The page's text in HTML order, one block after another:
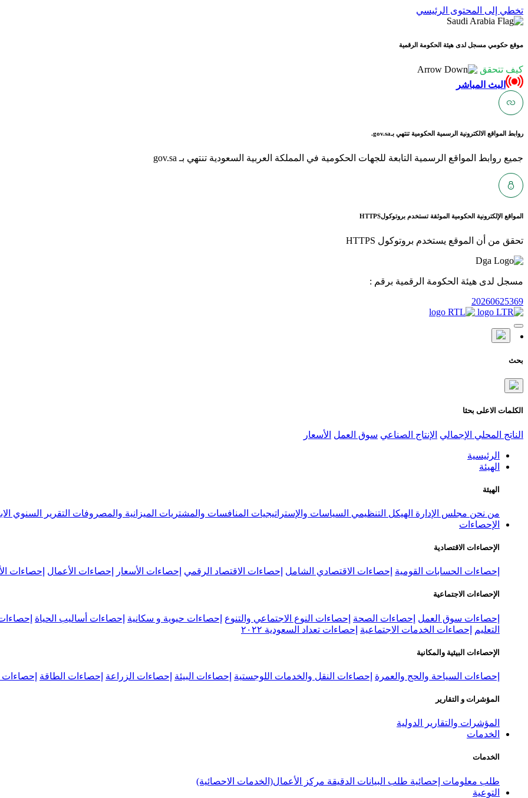
تخطي إلى المحتوى الرئيسي
موقع حكومي مسجل لدى هيئة الحكومة الرقمية
كيف تتحقق
البث المباشر
روابط المواقع الالكترونية الرسمية الحكومية تنتهي بـgov.sa.
جميع روابط المواقع الرسمية التابعة للجهات الحكومية في المملكة العربية السعودية تنتهي بـ gov.sa
المواقع الإلكترونية الحكومية الموثقة تستخدم بروتوكولHTTPS
تحقق من أن الموقع يستخدم بروتوكول HTTPS
مسجل لدى هيئة الحكومة الرقمية برقم :
20260625369
بحث
الكلمات الاعلى بحثا
الناتج المحلي الإجمالي الإنتاج الصناعي سوق العمل الأسعار
الرئيسية
الهيئة
الهيئة
من نحن مجلس الإدارة الهيكل التنظيمي السياسات والإستراتيجيات المنافسات والمشتريات الميزانية والمصروفات التقرير السنوي
الإحصاءات
الإحصاءات الاقتصادية
إحصاءات الحسابات القومية إحصاءات الاقتصادي الشامل إحصاءات الاقتصاد الرقمي إحصاءات الأسعار إحصاءات الأعمال إحصاءات
الإحصاءات الاجتماعية
إحصاءات سوق العمل إحصاءات الصحة إحصاءات النوع الاجتماعي والتنوع إحصاءات حيوية و سكانية إحصاءات أساليب الحياة
التعليم
إحصاءات الخدمات الاجتماعية إحصاءات تعداد السعودية ٢٠٢٢
الإحصاءات البيئية والمكانية
إحصاءات السياحة والحج والعمرة إحصاءات النقل والخدمات اللوجستية إحصاءات البيئة إحصاءات الزراعة إحصاءات الطاقة إحصاءات
المؤشرات و التقارير
المؤشرات والتقارير الدولية
الخدمات
الخدمات
طلب معلومات إحصائية طلب البيانات الدقيقة مركز الأعمال(الخدمات الاحصائية)
التوعية